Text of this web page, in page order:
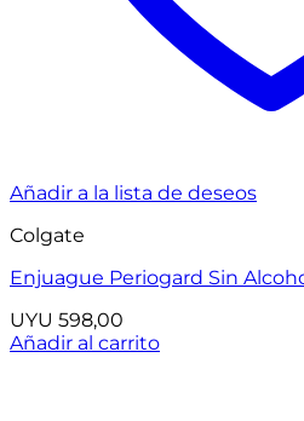
Añadir a la lista de deseos
Colgate
Enjuague Periogard Sin
UYU 598,00
Añadir al carrito